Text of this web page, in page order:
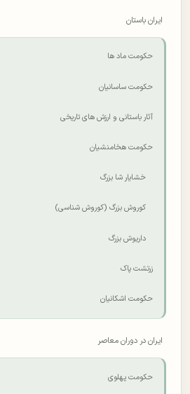
ایران باستان
حکومت ماد ها
حکومت ساسانیان
آثار باستانی و ارزش های تاریخی
حکومت هخامنشیان
خشایار شا بزرگ
کوروش بزرگ (کوروش شناسی)
داریوش بزرگ
زرتشت پاک
حکومت اشکانیان
ایران در دوران معاصر
حکومت پهلوی